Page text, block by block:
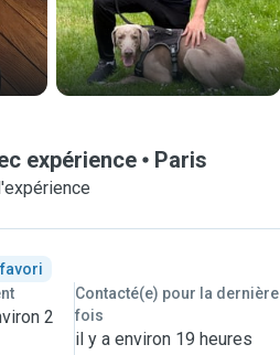
expérience Paris
2
Contacté(e) pour la dernière
fois
il y a environ 19 heures